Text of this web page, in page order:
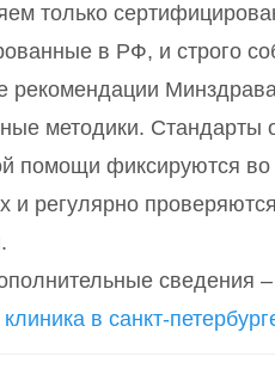
только
в РФ, и строго
рекомендации
методики. Стандарты
помощи фиксируются во
и регулярно
сведения
в санкт-